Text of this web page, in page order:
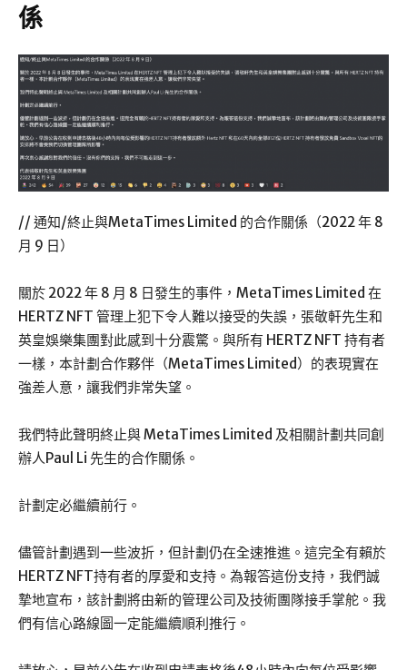
係
// 通知/終止與MetaTimes Limited 的合作關係（2022 年 8
月 9 日）
關於 2022 年 8 月 8 日發生的事件，MetaTimes Limited 在
HERTZ NFT 管理上犯下令人難以接受的失誤，張敬軒先生和
英皇娛樂集團對此感到十分震驚。與所有 HERTZ NFT 持有者
一樣，本計劃合作夥伴（MetaTimes Limited）的表現實在
強差人意，讓我們非常失望。
我們特此聲明終止與 MetaTimes Limited 及相關計劃共同創
辦人Paul Li 先生的合作關係。
計劃定必繼續前行。
儘管計劃遇到一些波折，但計劃仍在全速推進。這完全有賴於
HERTZ NFT持有者的厚愛和支持。為報答這份支持，我們誠
摯地宣布，該計劃將由新的管理公司及技術團隊接手掌舵。我
們有信心路線圖一定能繼續順利推行。